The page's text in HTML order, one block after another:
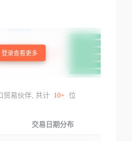
登录查看更多
贸易伙伴, 共计 10+ 位
交易日期分布